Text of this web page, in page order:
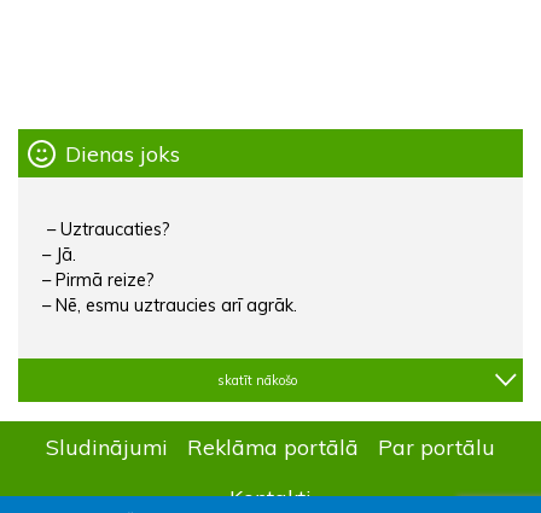
Dienas joks
– Uztraucaties?
– Jā.
– Pirmā reize?
– Nē, esmu uztraucies arī agrāk.
skatīt nākošo
Sludinājumi Reklāma portālā
Par portālu
Kontakti